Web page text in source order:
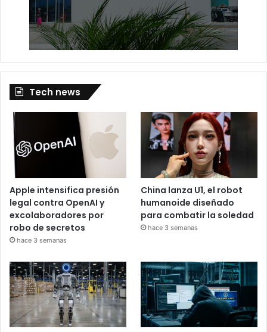
Tech news
Apple intensifica presión
legal contra OpenAI y
excolaboradores por
robo de secretos
hace 3 semanas
China lanza U1, el robot
humanoide diseñado
para combatir la soledad
hace 3 semanas